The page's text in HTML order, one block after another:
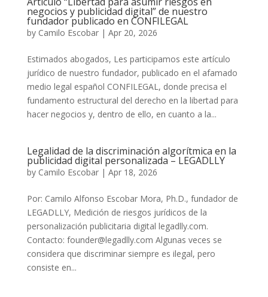
negocios y publicidad digital” de nuestro
fundador publicado en CONFILEGAL
by Camilo Escobar| Apr 20, 2026
Estimados abogados, Les participamos este artículo
jurídico de nuestro fundador, publicado en el afamado
medio legal español CONFILEGAL, donde precisa el
fundamento estructural del derecho en la libertad para
hacer negocios y, dentro de ello, en cuanto a la...
Legalidad de la discriminación algorítmica en la
publicidad digital personalizada – LEGADLLY
by Camilo Escobar| Apr 18, 2026
Por: Camilo Alfonso Escobar Mora, Ph.D., fundador de
LEGADLLY, Medición de riesgos jurídicos de la
personalización publicitaria digital legadlly.com.
Contacto: founder@legadlly.com Algunas veces se
considera que discriminar siempre es ilegal, pero
consiste en...